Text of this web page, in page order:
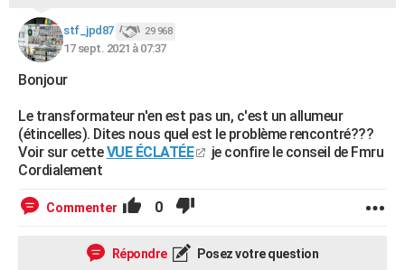
stf_jpd87 29 968
17 sept. 2021 à 07:37
Bonjour
Le transformateur n'en est pas un, c'est un allumeur
(étincelles). Dites nous quel est le problème rencontré???
Voir sur cetteVUE ÉCLATÉE
je confire le conseil de Fmru
Cordialement
Commenter 0
Répondre Posez votre question